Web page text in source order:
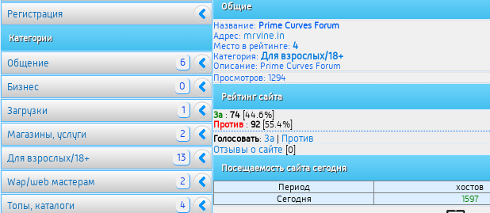
Регистрация
Категории
Общение 6
Бизнес 0
Загрузки 1
Магазины, услуги 2
Для взрослых/18+ 13
Wap/web мастерам 2
Топы, каталоги 4
Общие
Название: Prime Curves Forum
Адрес: mrvine.in
Место в рейтинге: 4
Категория: Для взрослых/18+
Описание: Prime Curves Forum
Просмотров: 1294
Рейтинг сайта
За : 74 [44.6%]
Против : 92 [55.4%]
Голосовать: За | Против
Отзывы о сайте [0]
Посещаемость сайта сегодня
Период
хостов
Сегодня
1597